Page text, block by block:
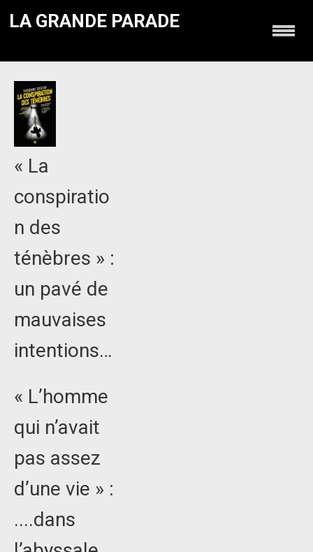
LA GRANDE PARADE
« La
conspiratio
n des
ténèbres » :
un pavé de
mauvaises
intentions…
« L’homme
qui n’avait
pas assez
d’une vie » :
....dans